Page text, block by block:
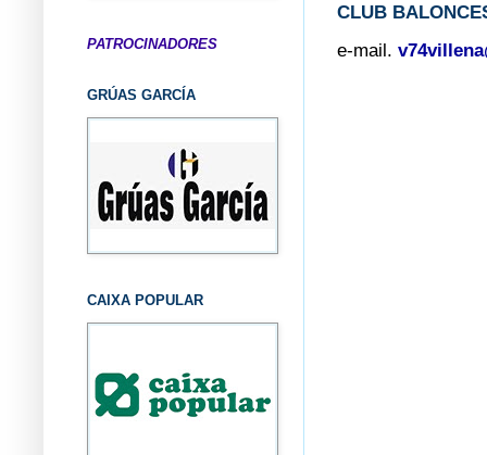
CLUB
e-mail.
PATROCINADORES
GRÚAS GARCÍA
CAIXA POPULAR